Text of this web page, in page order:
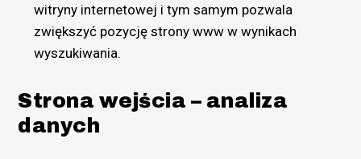
witryny internetowej i tym samym pozwala
zwiększyć pozycję strony www w wynikach
wyszukiwania.
Strona wejścia – analiza
danych